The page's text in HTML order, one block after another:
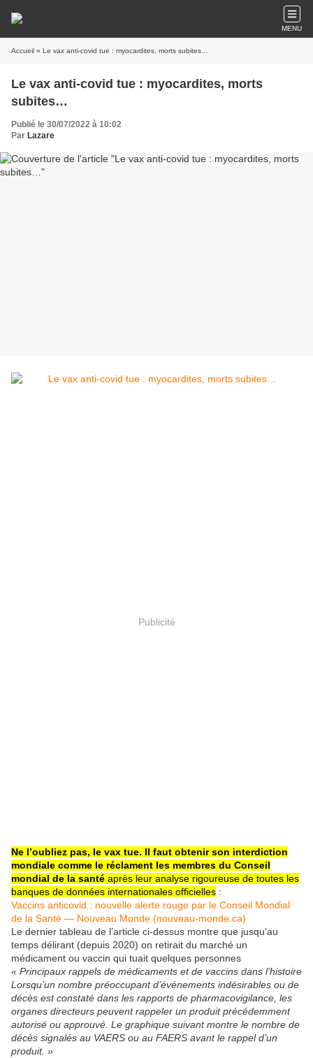
MENU
Accueil » Le vax anti-covid tue : myocardites, morts subites…
Le vax anti-covid tue : myocardites, morts
subites…
Publié le 30/07/2022 à 10:02
Par Lazare
Publicité
Ne l’oubliez pas, le vax tue. Il faut obtenir son interdiction
mondiale comme le réclament les membres du Conseil
mondial de la santé après leur analyse rigoureuse de toutes les
banques de données internationales officielles :
Vaccins anticovid : nouvelle alerte rouge par le Conseil Mondial
de la Santé — Nouveau Monde (nouveau-monde.ca)
Le dernier tableau de l’article ci-dessus montre que jusqu’au
temps délirant (depuis 2020) on retirait du marché un
médicament ou vaccin qui tuait quelques personnes
« Principaux rappels de médicaments et de vaccins dans l’histoire
Lorsqu’un nombre préoccupant d’événements indésirables ou de
décès est constaté dans les rapports de pharmacovigilance, les
organes directeurs peuvent rappeler un produit précédemment
autorisé ou approuvé. Le graphique suivant montre le nombre de
décès signalés au VAERS ou au FAERS avant le rappel d’un
produit. »